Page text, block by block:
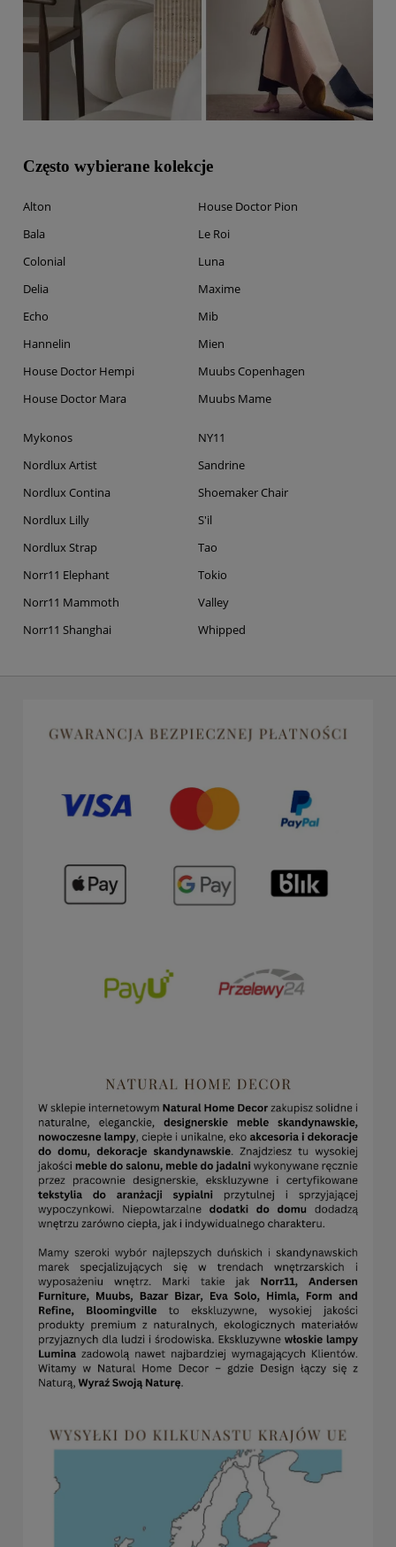
Często wybierane kolekcje
Alton
Bala
Colonial
Delia
Echo
Hannelin
House Doctor Hempi
House Doctor Mara
House Doctor Pion
Le Roi
Luna
Maxime
Mib
Mien
Muubs Copenhagen
Muubs Mame
Mykonos
Nordlux Artist
Nordlux Contina
Nordlux Lilly
Nordlux Strap
Norr11 Elephant
Norr11 Mammoth
Norr11 Shanghai
NY11
Sandrine
Shoemaker Chair
S'il
Tao
Tokio
Valley
Whipped